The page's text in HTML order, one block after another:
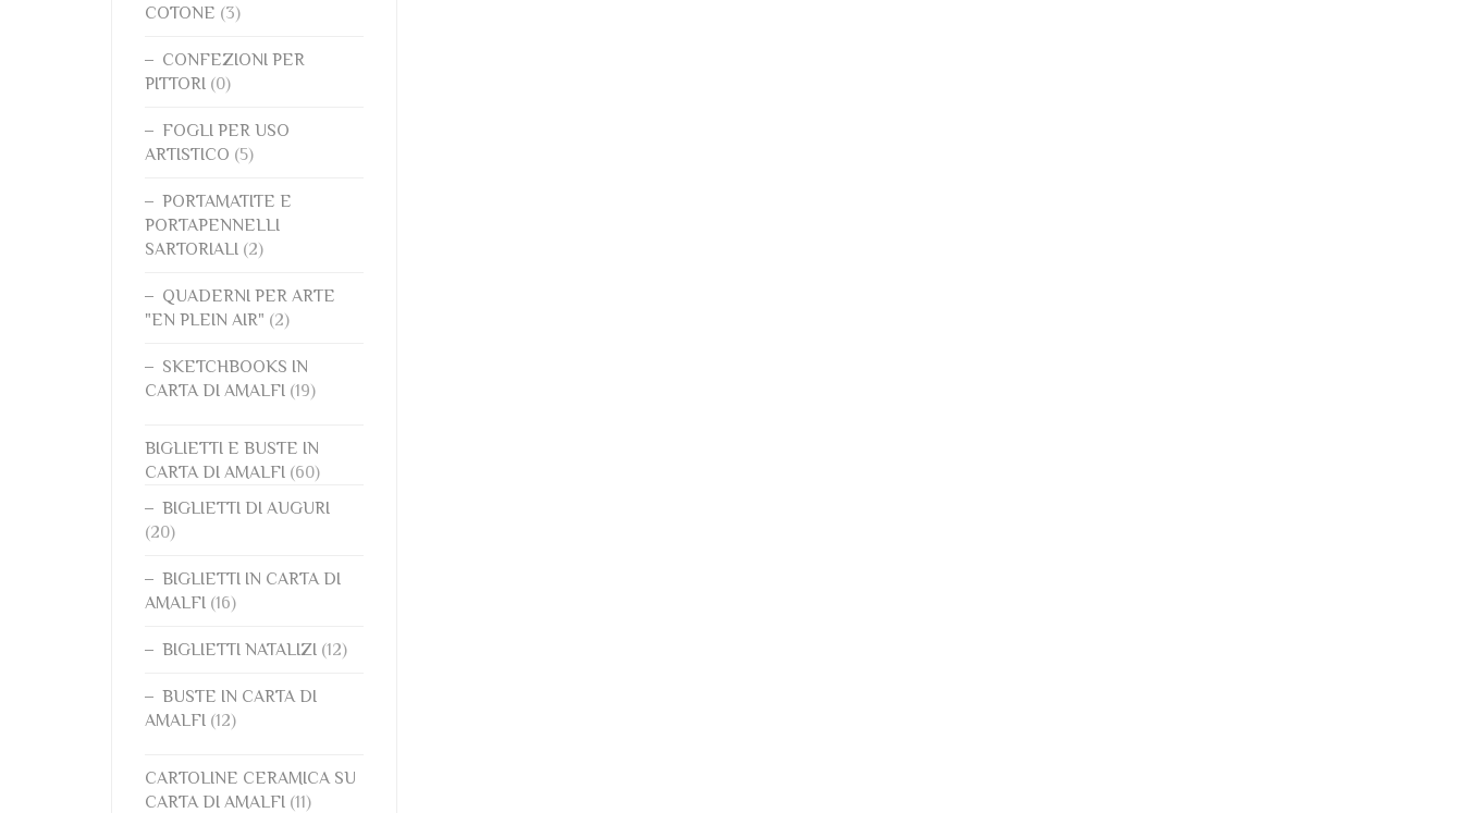
COTONE (3)
CONFEZIONI PER
PITTORI (0)
FOGLI PER USO
ARTISTICO (5)
PORTAMATITE E
PORTAPENNELLI
SARTORIALI (2)
QUADERNI PER ARTE
"EN PLEIN AIR" (2)
SKETCHBOOKS IN
CARTA DI AMALFI (19)
BIGLIETTI E BUSTE IN
CARTA DI AMALFI (60)
BIGLIETTI DI AUGURI
(20)
BIGLIETTI IN CARTA DI
AMALFI (16)
BIGLIETTI NATALIZI (12)
BUSTE IN CARTA DI
AMALFI (12)
CARTOLINE CERAMICA SU
CARTA DI AMALFI (11)